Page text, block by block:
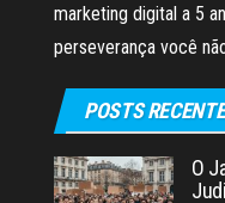
marketing digital a 5
perseverança você
POSTS
O